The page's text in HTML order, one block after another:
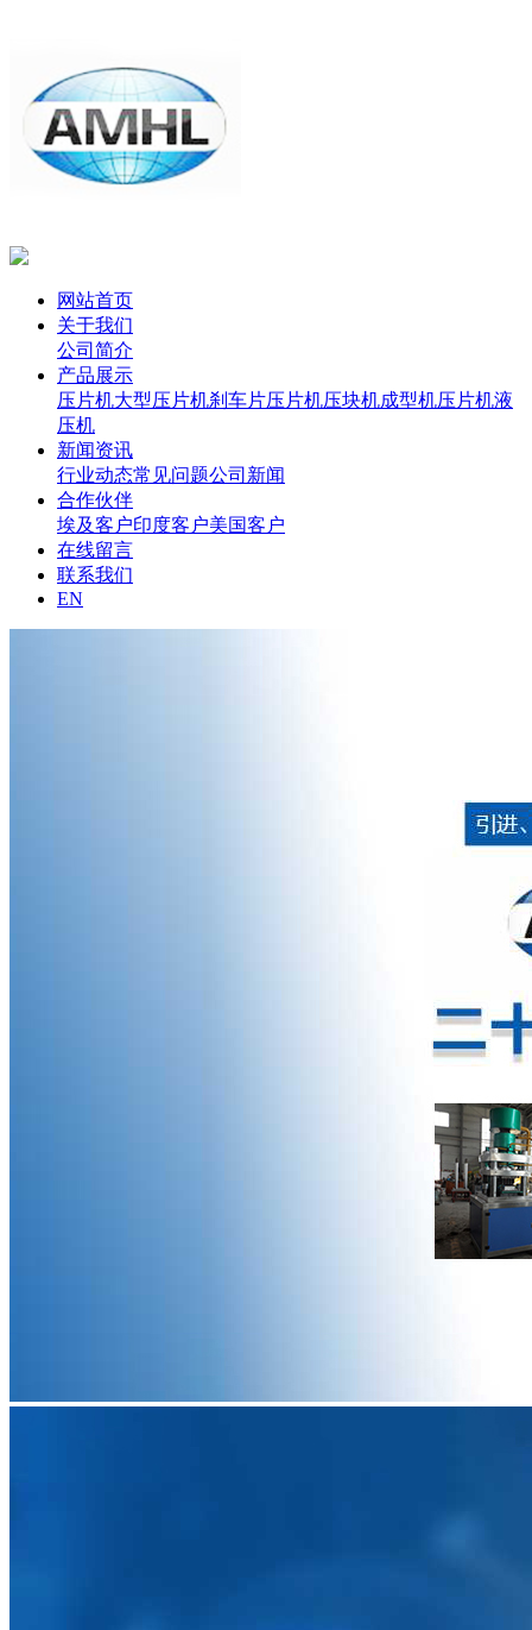
网站首页
关于我们
公司简介
产品展示
压片机大型压片机刹车片压片机压块机成型机压片机液
压机
新闻资讯
行业动态常见问题公司新闻
合作伙伴
埃及客户印度客户美国客户
在线留言
联系我们
EN